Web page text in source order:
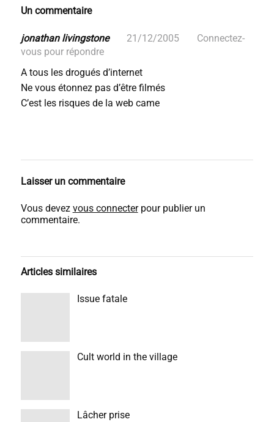
Un commentaire
jonathan livingstone 21/12/2005
Connectez-
vous pour répondre
A tous les drogués d’internet
Ne vous étonnez pas d’être filmés
C’est les risques de la web came
Laisser un commentaire
Vous devez vous connecterpour publier un
commentaire.
Articles similaires
Issue fatale
Cult world in the village
Lâcher prise